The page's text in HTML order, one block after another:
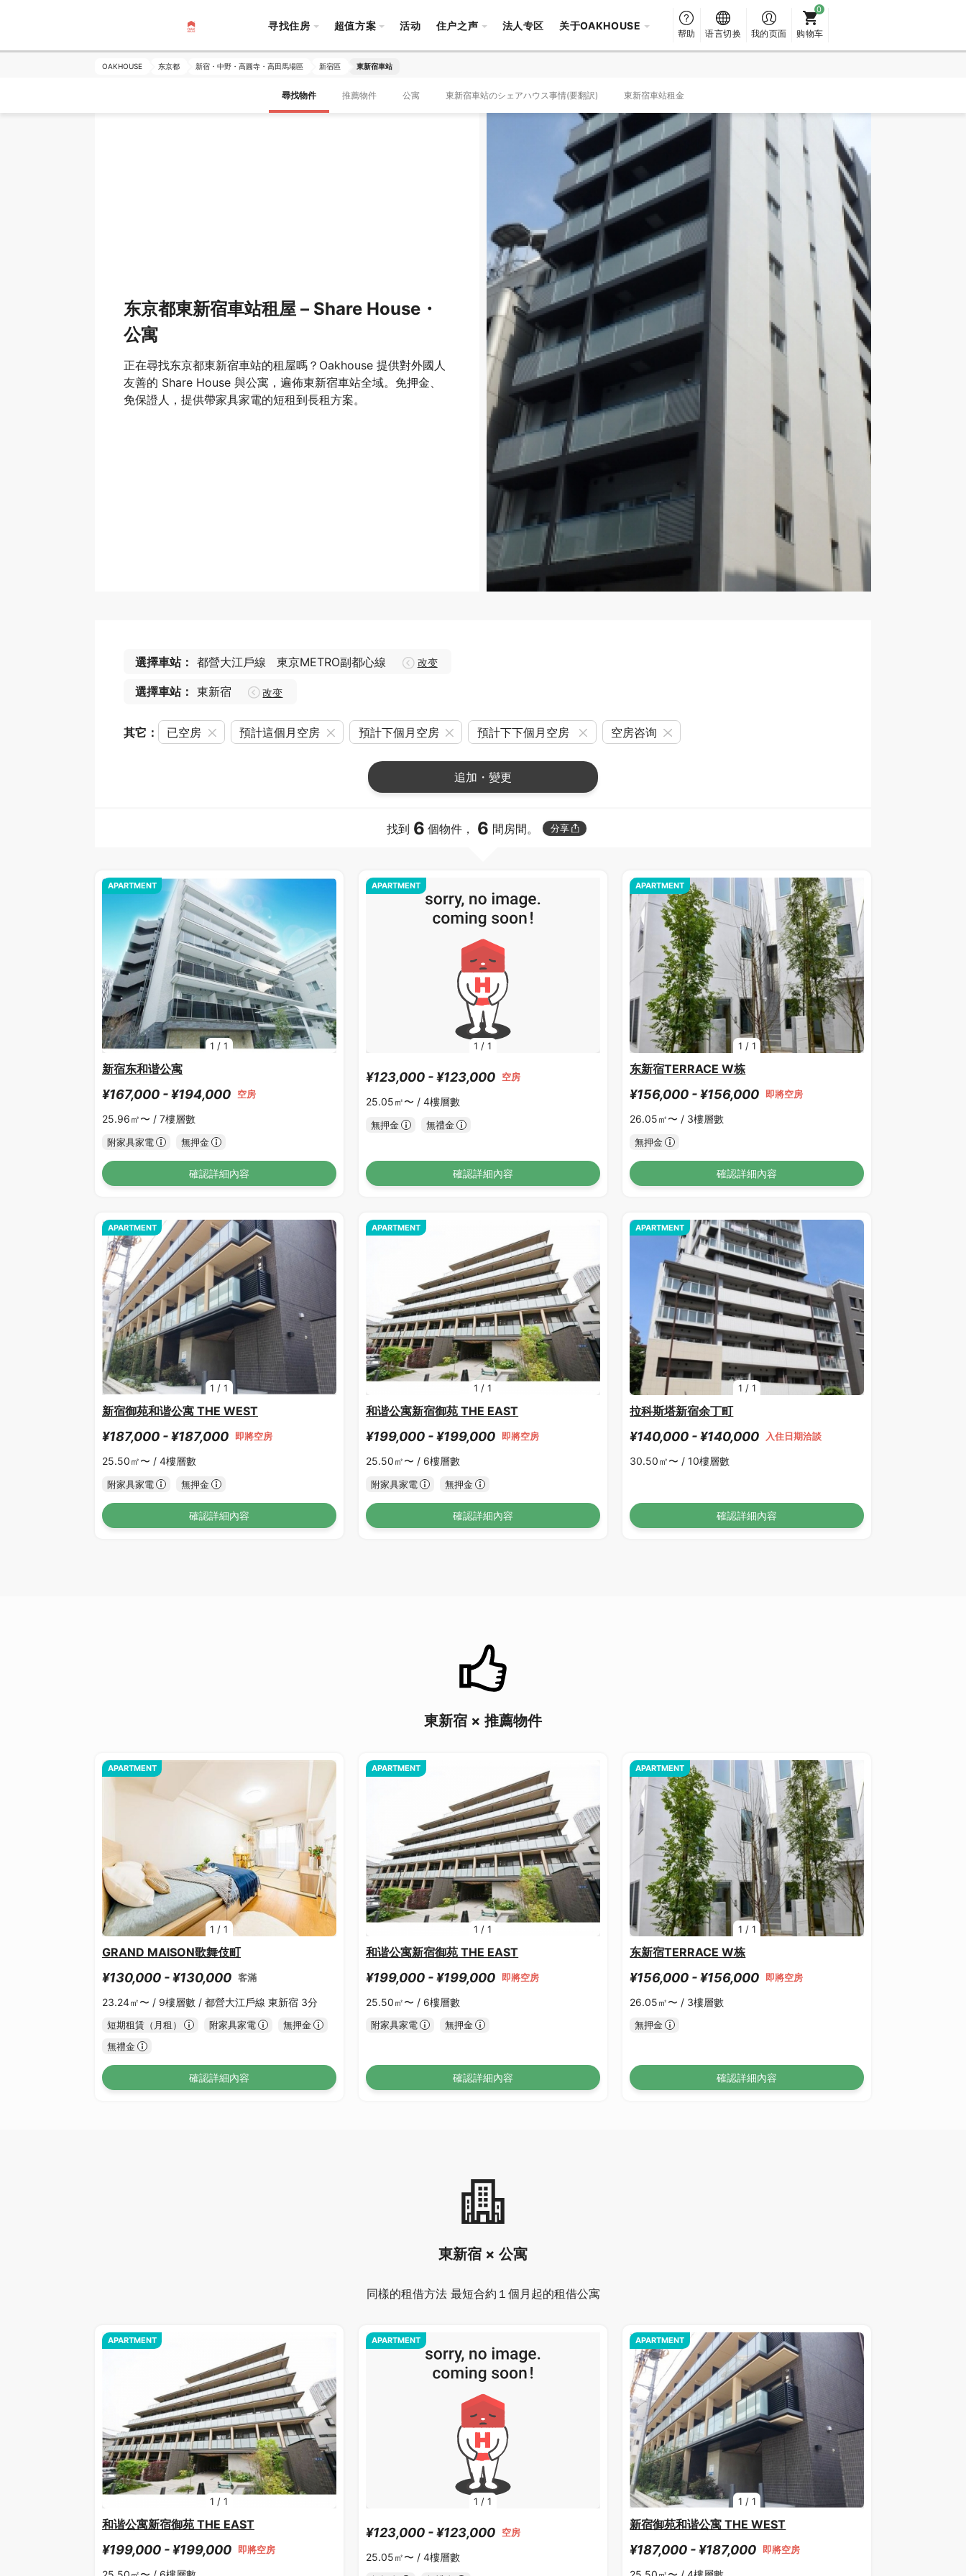
寻找住房 超值方案 活动 住户之声 法人专区 关于OAKHOUSE
帮助 语言切换 我的页面 购物车
OAKHOUSE 东京都 新宿・中野・高圓寺・高田馬場區 新宿區 東新宿車站
尋找物件 推薦物件 公寓 東新宿車站のシェアハウス事情(要翻訳) 東新宿車站租金
东京都東新宿車站租屋 – Share House・
公寓
正在尋找东京都東新宿車站的租屋嗎？Oakhouse 提供對外國人
友善的 Share House 與公寓，遍佈東新宿車站全域。免押金、
免保證人，提供帶家具家電的短租到長租方案。
選擇車站： 都營大江戶線 東京METRO副都心線 改变
選擇車站： 東新宿 改变
其它： 已空房 預計這個月空房 預計下個月空房 預計下下個月空房 空房咨询
追加・變更
找到 6 個物件， 6 間房間。 分享
1 /1
APARTMENT
新宿东和谐公寓
¥167,000 - ¥194,000 空房
25.96㎡〜 / 7樓層數
附家具家電 無押金
確認詳細內容
1 /1
APARTMENT
¥123,000 - ¥123,000 空房
25.05㎡〜 /4樓層數
無押金 無禮金
確認詳細內容
1 / 1
APARTMENT
东新宿TERRACE W栋
¥156,000 - ¥156,000 即將空房
26.05㎡〜 / 3樓層數
無押金
確認詳細內容
1 /1
APARTMENT
新宿御苑和谐公寓 THE WEST
¥187,000 - ¥187,000 即將空房
25.50㎡〜 / 4樓層數
附家具家電 無押金
確認詳細內容
1 /1
APARTMENT
和谐公寓新宿御苑 THE EAST
¥199,000 - ¥199,000 即將空房
25.50㎡〜 / 6樓層數
附家具家電 無押金
確認詳細內容
1 / 1
APARTMENT
拉科斯塔新宿余丁町
¥140,000 - ¥140,000 入住日期洽談
30.50㎡〜 /10樓層數
確認詳細內容
東新宿 × 推薦物件
1 /1
APARTMENT
GRAND MAISON歌舞伎町
¥130,000 - ¥130,000 客滿
23.24㎡〜 / 9樓層數 / 都營大江戶線 東新宿 3分
短期租賃（月租） 附家具家電
無押金
無禮金
確認詳細內容
1 /1
APARTMENT
和谐公寓新宿御苑 THE EAST
¥199,000 - ¥199,000 即將空房
25.50㎡〜 / 6樓層數
附家具家電 無押金
確認詳細內容
1 / 1
APARTMENT
东新宿TERRACE W栋
¥156,000 - ¥156,000 即將空房
26.05㎡〜 / 3樓層數
無押金
確認詳細內容
東新宿 × 公寓
同樣的租借方法 最短合約１個月起的租借公寓
1 /1
APARTMENT
和谐公寓新宿御苑 THE EAST
¥199,000 - ¥199,000 即將空房
1 /1
APARTMENT
¥123,000 - ¥123,000 空房
25.05㎡〜 /4樓層數
1 / 1
APARTMENT
新宿御苑和谐公寓 THE WEST
¥187,000 - ¥187,000 即將空房